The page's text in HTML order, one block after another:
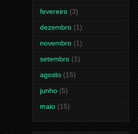
fevereiro (3)
dezembro (1)
novembro (1)
setembro (1)
agosto (15)
junho (5)
maio (15)